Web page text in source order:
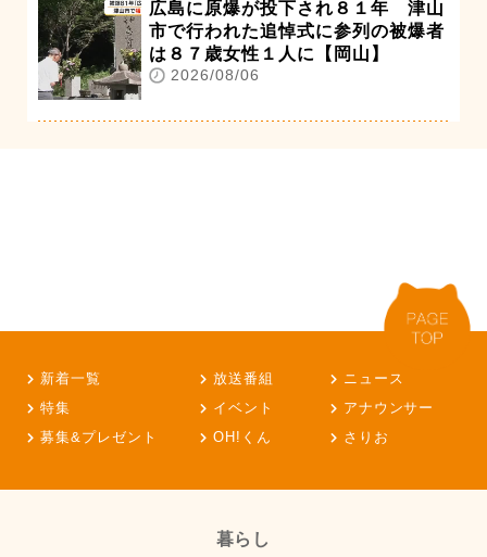
広島に原爆が投下され８１年 津山
市で行われた追悼式に参列の被爆者
は８７歳女性１人に【岡山】
2026/08/06
新着一覧 放送番組
ニュース
特集
イベント
アナウンサー
募集&プレゼント
OH!くん さりお
暮らし